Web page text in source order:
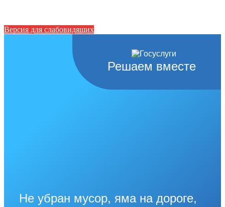
Версия для слабовидящих
Решаем вместе
Не убран мусор, яма на дороге,